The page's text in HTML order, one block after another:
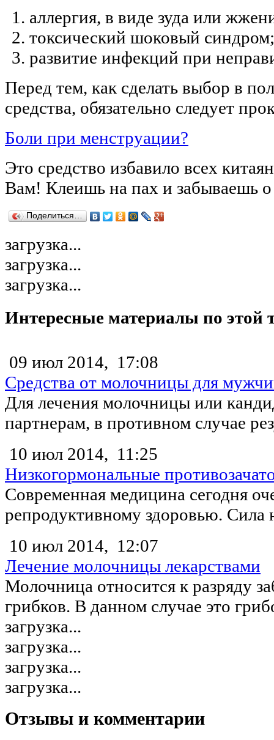
аллергия, в виде зуда или
токсический шоковый синдром;
развитие инфекций при
Перед тем, как сделать выбор в
средства, обязательно следует
Боли при менструации?
Это средство избавило всех
Вам! Клеишь на пах и забываешь
Поделиться…
загрузка...
загрузка...
загрузка...
Интересные материалы по этой
09 июл 2014, 17:08
Средства от молочницы для
Для лечения молочницы или
партнерам, в противном случае
10 июл 2014, 11:25
Низкогормональные
Современная медицина сегодня
репродуктивному здоровью.
10 июл 2014, 12:07
Лечение молочницы лекарствами
Молочница относится к разряду
грибков. В данном случае это
загрузка...
загрузка...
загрузка...
загрузка...
Отзывы и комментарии